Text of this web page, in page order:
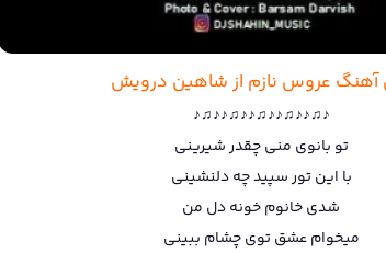
آهنگ عروس نازم از شاهین درویش
♪♫♪♪♫♪♪♫♪♪♫♪♪♫♪
تو بانوی منی چقدر شیرینی
با این تور سپید چه دلنشینی
شدی خانوم خونه دل من
میخوام عشق توی چشام ببینی